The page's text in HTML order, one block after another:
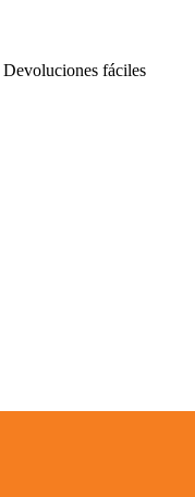
Devoluciones fáciles